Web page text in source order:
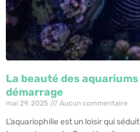
La beauté des
démarrage
mai 29, 2025 Aucun commentaire
L’aquariophilie est un loisir qui